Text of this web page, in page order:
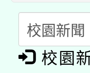
暨閱
科技
礎課程
A3數
「數
校園